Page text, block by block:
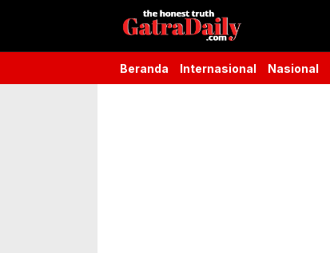
Gatra Daily
the honest truth
Beranda Internasional Nasional